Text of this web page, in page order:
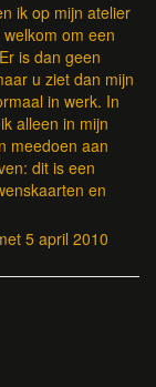
ik op mijn atelier
om een
is dan geen
u ziet dan mijn
in werk. In
alleen in mijn
meedoen aan
dit is een
en
5 april 2010